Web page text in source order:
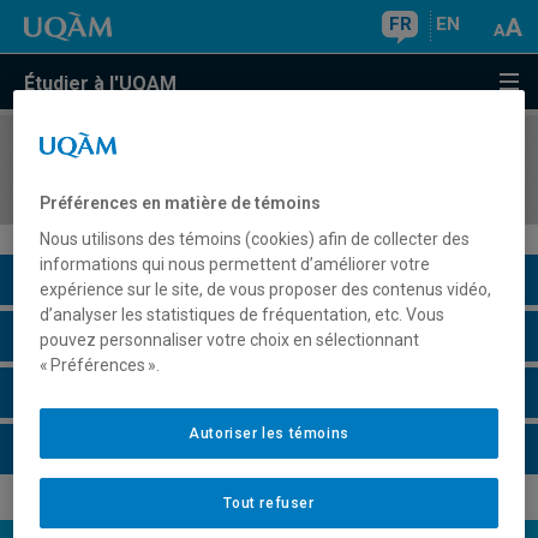
FR EN
Étudier à l'UQAM
COURS//
Description du cours
Horaire - Été 2026
Préférences en matière de témoins
Nous utilisons des témoins (cookies) afin de collecter des
informations qui nous permettent d’améliorer votre
expérience sur le site, de vous proposer des contenus vidéo,
d’analyser les statistiques de fréquentation, etc. Vous
pouvez personnaliser votre choix en sélectionnant
« Préférences ».
Tout refuser
Autoriser les témoins